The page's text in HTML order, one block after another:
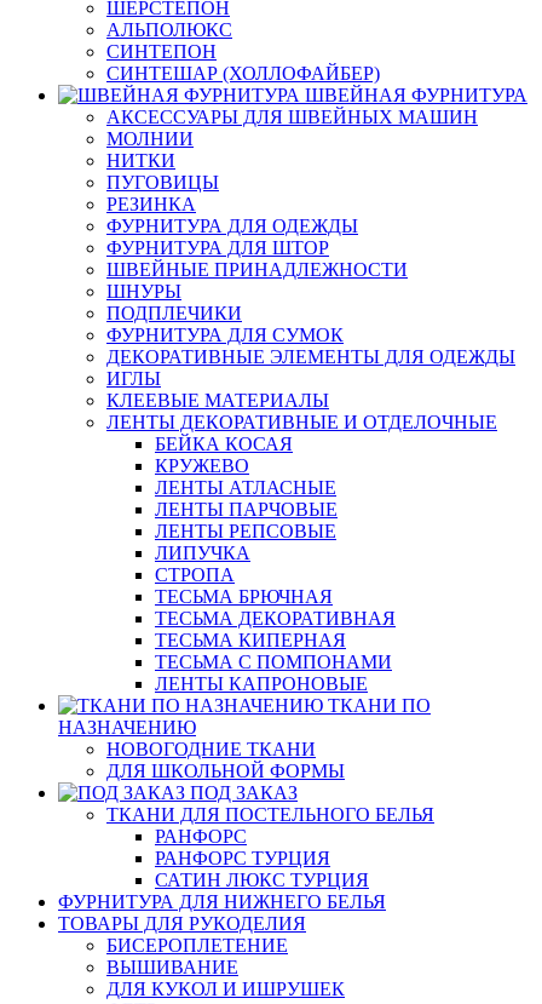
ШЕРСТЕПОН
АЛЬПОЛЮКС
СИНТЕПОН
СИНТЕШАР (ХОЛЛОФАЙБЕР)
ШВЕЙНАЯ ФУРНИТУРА
АКСЕССУАРЫ ДЛЯ ШВЕЙНЫХ МАШИН
МОЛНИИ
НИТКИ
ПУГОВИЦЫ
РЕЗИНКА
ФУРНИТУРА ДЛЯ ОДЕЖДЫ
ФУРНИТУРА ДЛЯ ШТОР
ШВЕЙНЫЕ ПРИНАДЛЕЖНОСТИ
ШНУРЫ
ПОДПЛЕЧИКИ
ФУРНИТУРА ДЛЯ СУМОК
ДЕКОРАТИВНЫЕ ЭЛЕМЕНТЫ ДЛЯ ОДЕЖДЫ
ИГЛЫ
КЛЕЕВЫЕ МАТЕРИАЛЫ
ЛЕНТЫ ДЕКОРАТИВНЫЕ И ОТДЕЛОЧНЫЕ
БЕЙКА КОСАЯ
КРУЖЕВО
ЛЕНТЫ АТЛАСНЫЕ
ЛЕНТЫ ПАРЧОВЫЕ
ЛЕНТЫ РЕПСОВЫЕ
ЛИПУЧКА
СТРОПА
ТЕСЬМА БРЮЧНАЯ
ТЕСЬМА ДЕКОРАТИВНАЯ
ТЕСЬМА КИПЕРНАЯ
ТЕСЬМА С ПОМПОНАМИ
ЛЕНТЫ КАПРОНОВЫЕ
ТКАНИ ПО
НАЗНАЧЕНИЮ
НОВОГОДНИЕ ТКАНИ
ДЛЯ ШКОЛЬНОЙ ФОРМЫ
ПОД ЗАКАЗ
ТКАНИ ДЛЯ ПОСТЕЛЬНОГО БЕЛЬЯ
РАНФОРС
РАНФОРС ТУРЦИЯ
САТИН ЛЮКС ТУРЦИЯ
ФУРНИТУРА ДЛЯ НИЖНЕГО БЕЛЬЯ
ТОВАРЫ ДЛЯ РУКОДЕЛИЯ
БИСЕРОПЛЕТЕНИЕ
ВЫШИВАНИЕ
ДЛЯ КУКОЛ И ИШРУШЕК